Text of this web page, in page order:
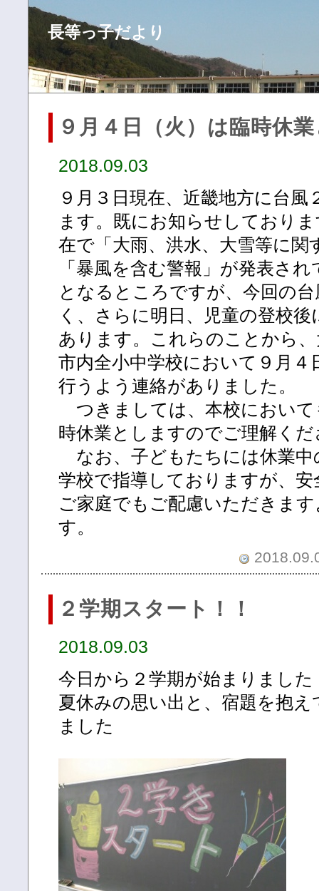
長等っ子だより
９月４日（火）は臨時休
2018.09.03
９月３日現在、近畿地方に台
ます。既にお知らせしており
在で「大雨、洪水、大雪等に関
「暴風を含む警報」が発表さ
となるところですが、今回の
く、さらに明日、児童の登校
あります。これらのことから
市内全小中学校において９月４
行うよう連絡がありました。
つきましては、本校において
時休業としますのでご理解く
なお、子どもたちには休業中
学校で指導しておりますが、
ご家庭でもご配慮いただきま
す。
２学期スタート！！
2018.09.03
今日から２学期が始まりました
夏休みの思い出と、宿題を抱
ました